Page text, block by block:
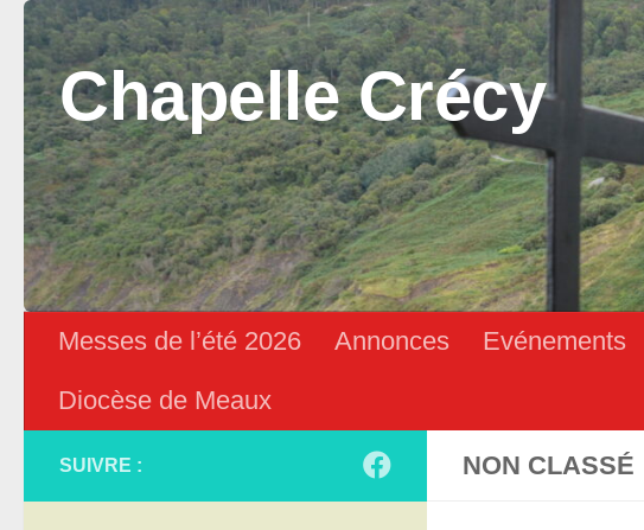
Skip to content
Chapelle Crécy
Messes de l’été 2026 Annonces Evénements
Diocèse de Meaux
NON CLASSÉ
SUIVRE :